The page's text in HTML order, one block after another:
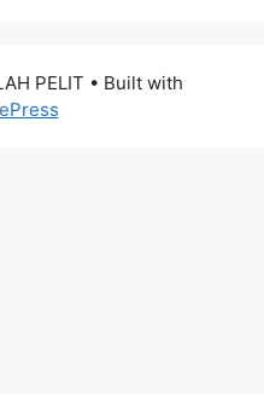
PELIT • Built with